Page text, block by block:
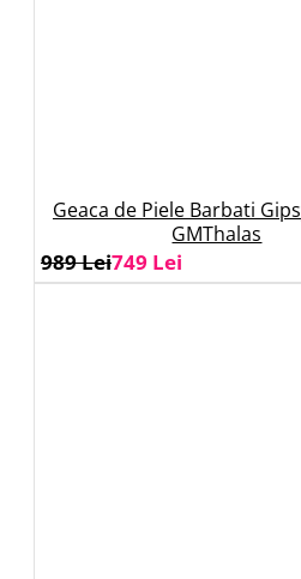
Geaca de Piele Barbati
GMThalas
749 Lei
989 Lei